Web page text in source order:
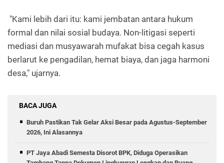
"Kami lebih dari itu: kami jembatan antara hukum
formal dan nilai sosial budaya. Non-litigasi seperti
mediasi dan musyawarah mufakat bisa cegah kasus
berlarut ke pengadilan, hemat biaya, dan jaga harmoni
desa," ujarnya.
BACA JUGA
Buruh Pastikan Tak Gelar Aksi Besar pada Agustus-September
2026, Ini Alasannya
PT Jaya Abadi Semesta Disorot BPK, Diduga Operasikan